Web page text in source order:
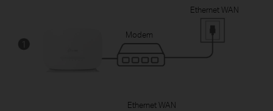
Modem
Ethernet WAN
Ethernet WAN